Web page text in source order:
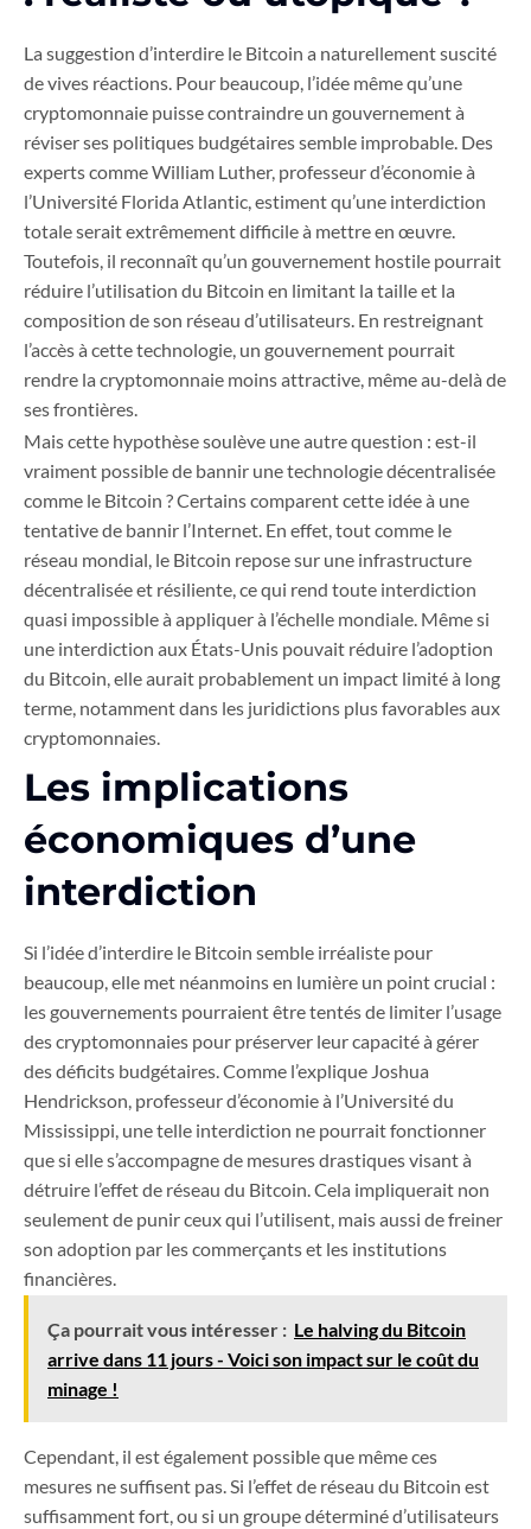
La suggestion d’interdire le Bitcoin a naturellement suscité
de vives réactions. Pour beaucoup, l’idée même qu’une
cryptomonnaie puisse contraindre un gouvernement à
réviser ses politiques budgétaires semble improbable. Des
experts comme William Luther, professeur d’économie à
l’Université Florida Atlantic, estiment qu’une interdiction
totale serait extrêmement difficile à mettre en œuvre.
Toutefois, il reconnaît qu’un gouvernement hostile pourrait
réduire l’utilisation du Bitcoin en limitant la taille et la
composition de son réseau d’utilisateurs. En restreignant
l’accès à cette technologie, un gouvernement pourrait
rendre la cryptomonnaie moins attractive, même au-delà de
ses frontières.
Mais cette hypothèse soulève une autre question : est-il
vraiment possible de bannir une technologie décentralisée
comme le Bitcoin ? Certains comparent cette idée à une
tentative de bannir l’Internet. En effet, tout comme le
réseau mondial, le Bitcoin repose sur une infrastructure
décentralisée et résiliente, ce qui rend toute interdiction
quasi impossible à appliquer à l’échelle mondiale. Même si
une interdiction aux États-Unis pouvait réduire l’adoption
du Bitcoin, elle aurait probablement un impact limité à long
terme, notamment dans les juridictions plus favorables aux
cryptomonnaies.
Les implications
économiques d’une
interdiction
Si l’idée d’interdire le Bitcoin semble irréaliste pour
beaucoup, elle met néanmoins en lumière un point crucial :
les gouvernements pourraient être tentés de limiter l’usage
des cryptomonnaies pour préserver leur capacité à gérer
des déficits budgétaires. Comme l’explique Joshua
Hendrickson, professeur d’économie à l’Université du
Mississippi, une telle interdiction ne pourrait fonctionner
que si elle s’accompagne de mesures drastiques visant à
détruire l’effet de réseau du Bitcoin. Cela impliquerait non
seulement de punir ceux qui l’utilisent, mais aussi de freiner
son adoption par les commerçants et les institutions
financières.
Ça pourrait vous intéresser : Le halving du Bitcoin
arrive dans 11 jours - Voici son impact sur le coût du
minage !
Cependant, il est également possible que même ces
mesures ne suffisent pas. Si l’effet de réseau du Bitcoin est
suffisamment fort, ou si un groupe déterminé d’utilisateurs